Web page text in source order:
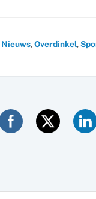
Nieuws,Overdinkel,